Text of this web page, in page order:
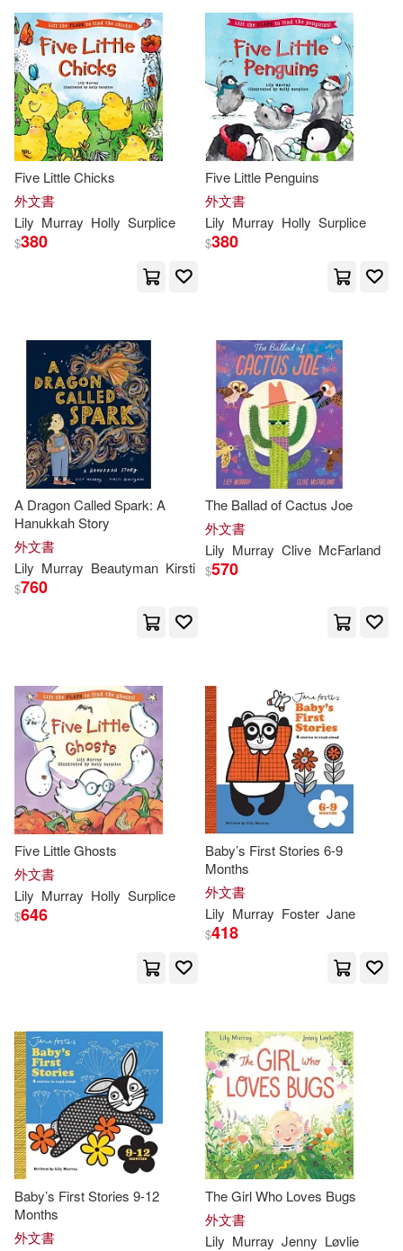
Katie Hickey(1)
Lily/ Albero(1)
Lily/ Jarvis (ILT)(1)
Lily/ Wormell(1)
Ms. Lily Murray(1)
莉莉•莫瑞Lily Murray(1)
馬汀．詹金斯 Martin Jenkins(1)
電子書 (可複選)
適合平板閱讀(1)
其他
價格
範圍
Five Little Chicks
外文書
Lily Murray Holly Surplice
$380
Five Little Penguins
外文書
Lily Murray Holly Surplice
$380
A Dragon Called Spark: A
Hanukkah Story
外文書
Lily Murray Beautyman Kirsti
$760
The Ballad of Cactus Joe
外文書
Lily Murray Clive McFarland
$570
Five Little Ghosts
外文書
Lily Murray Holly Surplice
$646
Baby’s First Stories 6-9
Months
外文書
Lily Murray Foster Jane
$418
Baby’s First Stories 9-12
Months
外文書
The Girl Who Loves Bugs
外文書
Lily Murray Jenny Løvlie